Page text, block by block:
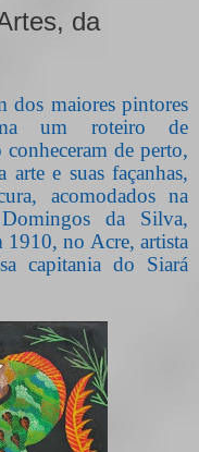
da
dos maiores pintores
um roteiro de
de perto,
e suas façanhas,
acomodados na
da Silva,
1910, no Acre, artista
capitania do Siará